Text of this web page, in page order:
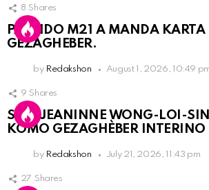
8 Shares
PARTIDO M21 A MANDA KARTA
GEZAGHEBER.
by Redakshon August 1, 2026, 10:49
9 Shares
SRA. JEANINNE WONG-LOI-
KOMO GEZAGHÈBER
by Redakshon July 21, 2026, 11:43 pm
27 Shares